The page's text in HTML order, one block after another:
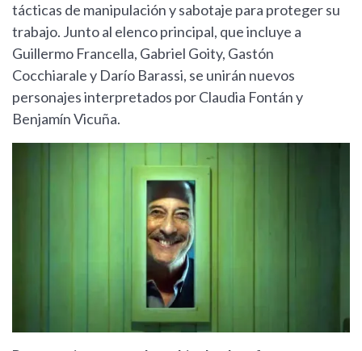
tácticas de manipulación y sabotaje para proteger su
trabajo. Junto al elenco principal, que incluye a
Guillermo Francella, Gabriel Goity, Gastón
Cocchiarale y Darío Barassi, se unirán nuevos
personajes interpretados por Claudia Fontán y
Benjamín Vicuña.